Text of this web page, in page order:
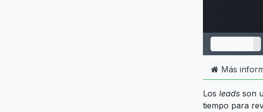
Más
Los leads son
tiempo para